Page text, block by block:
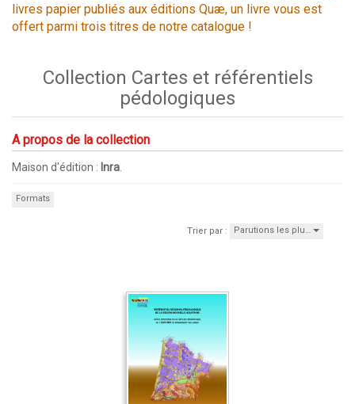
livres papier publiés aux éditions Quæ, un livre vous est
offert parmi trois titres de notre catalogue !
Collection Cartes et référentiels
pédologiques
A propos de la collection
Maison d'édition : Inra
Formats
Trier par : Parutions les plu…